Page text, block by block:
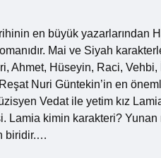
en büyük yazarlarından
Mai ve Siyah
Ahmet, Hüseyin, Raci,
Nuri Güntekin’in en
Vedat ile yetim kız
kimin karakteri? Yunan
biridir.…